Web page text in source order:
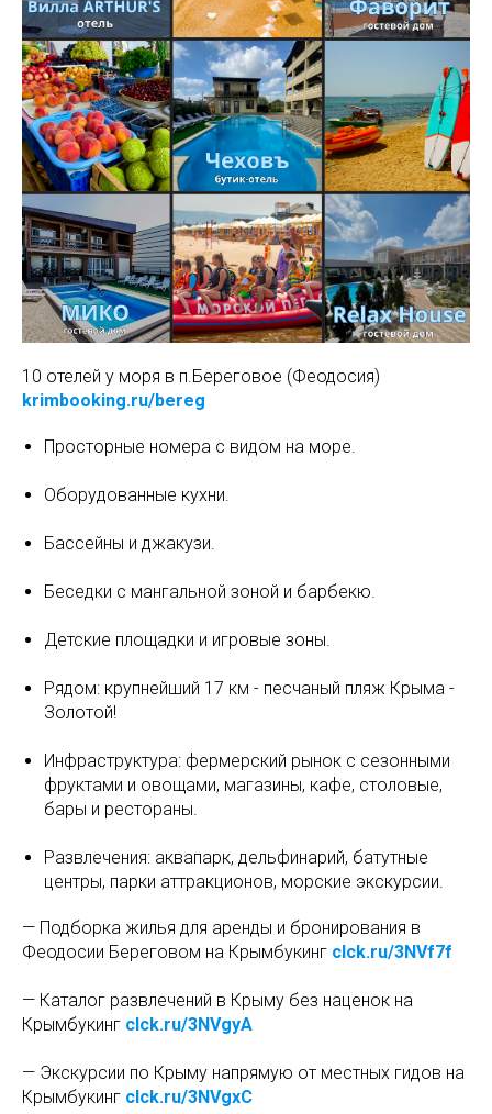
10 отелей у моря в п.Береговое (Феодосия)
krimbooking.ru/bereg
Просторные номера с видом на море.
Оборудованные кухни.
Бассейны и джакузи.
Беседки с мангальной зоной и барбекю.
Детские площадки и игровые зоны.
Рядом: крупнейший 17 км - песчаный пляж Крыма -
Золотой!
Инфраструктура: фермерский рынок с сезонными
фруктами и овощами, магазины, кафе, столовые,
бары и рестораны.
Развлечения: аквапарк, дельфинарий, батутные
центры, парки аттракционов, морские экскурсии.
— Подборка жилья для аренды и бронирования в
Феодосии Береговом на Крымбукинг clck.ru/3NVf7f
— Каталог развлечений в Крыму без наценок на
Крымбукинг clck.ru/3NVgyA
— Экскурсии по Крыму напрямую от местных гидов на
Крымбукинг clck.ru/3NVgxC